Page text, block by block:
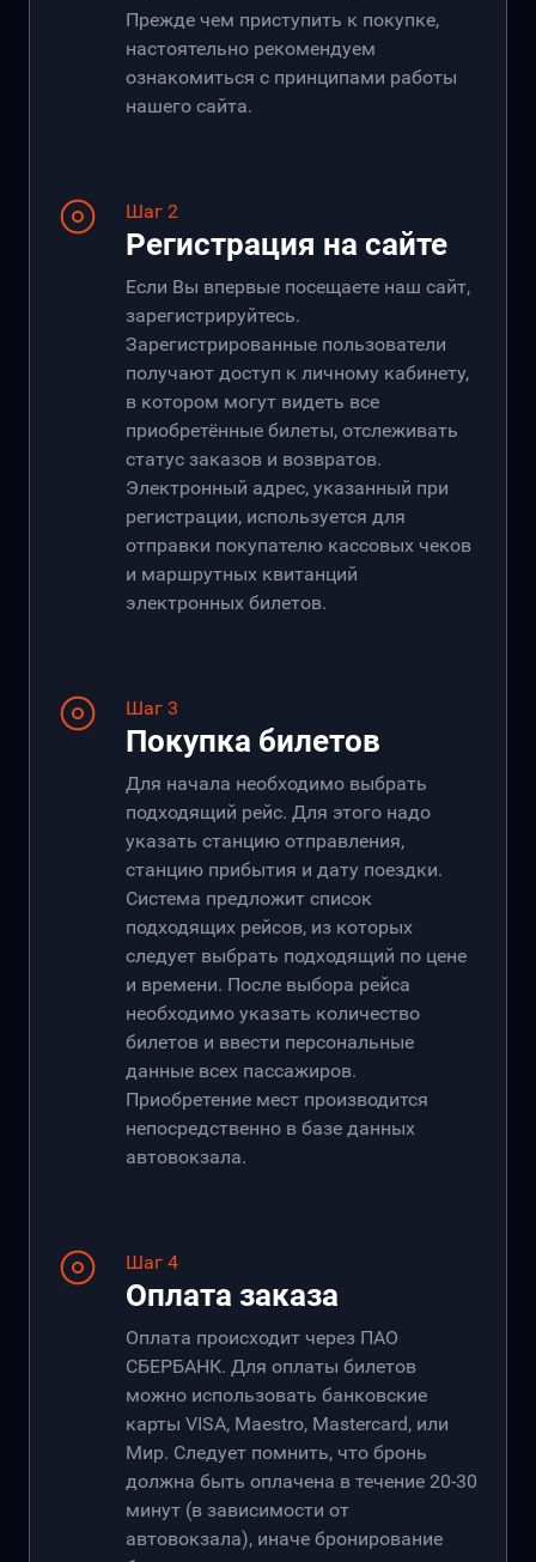
Прежде чем приступить к покупке,
настоятельно рекомендуем
ознакомиться с принципами работы
нашего сайта.
Шаг 2
Регистрация на сайте
Если Вы впервые посещаете наш сайт,
зарегистрируйтесь.
Зарегистрированные пользователи
получают доступ к личному кабинету,
в котором могут видеть все
приобретённые билеты, отслеживать
статус заказов и возвратов.
Электронный адрес, указанный при
регистрации, используется для
отправки покупателю кассовых чеков
и маршрутных квитанций
электронных билетов.
Шаг 3
Покупка билетов
Для начала необходимо выбрать
подходящий рейс. Для этого надо
указать станцию отправления,
станцию прибытия и дату поездки.
Система предложит список
подходящих рейсов, из которых
следует выбрать подходящий по цене
и времени. После выбора рейса
необходимо указать количество
билетов и ввести персональные
данные всех пассажиров.
Приобретение мест производится
непосредственно в базе данных
автовокзала.
Шаг 4
Оплата заказа
Оплата происходит через ПАО
СБЕРБАНК. Для оплаты билетов
можно использовать банковские
карты VISA, Maestro, Mastercard, или
Мир. Следует помнить, что бронь
должна быть оплачена в течение 20-30
минут (в зависимости от
автовокзала), иначе бронирование